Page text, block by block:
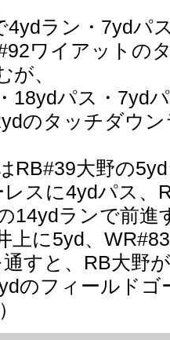
4ydラン・7ydパ
ワイアットの
が、
18ydパス・7yd
のタッチダウ
RB#39大野の
スに4ydパス、
14ydランで前進
上に5yd、
通すと、RB大野
のフィールドゴ